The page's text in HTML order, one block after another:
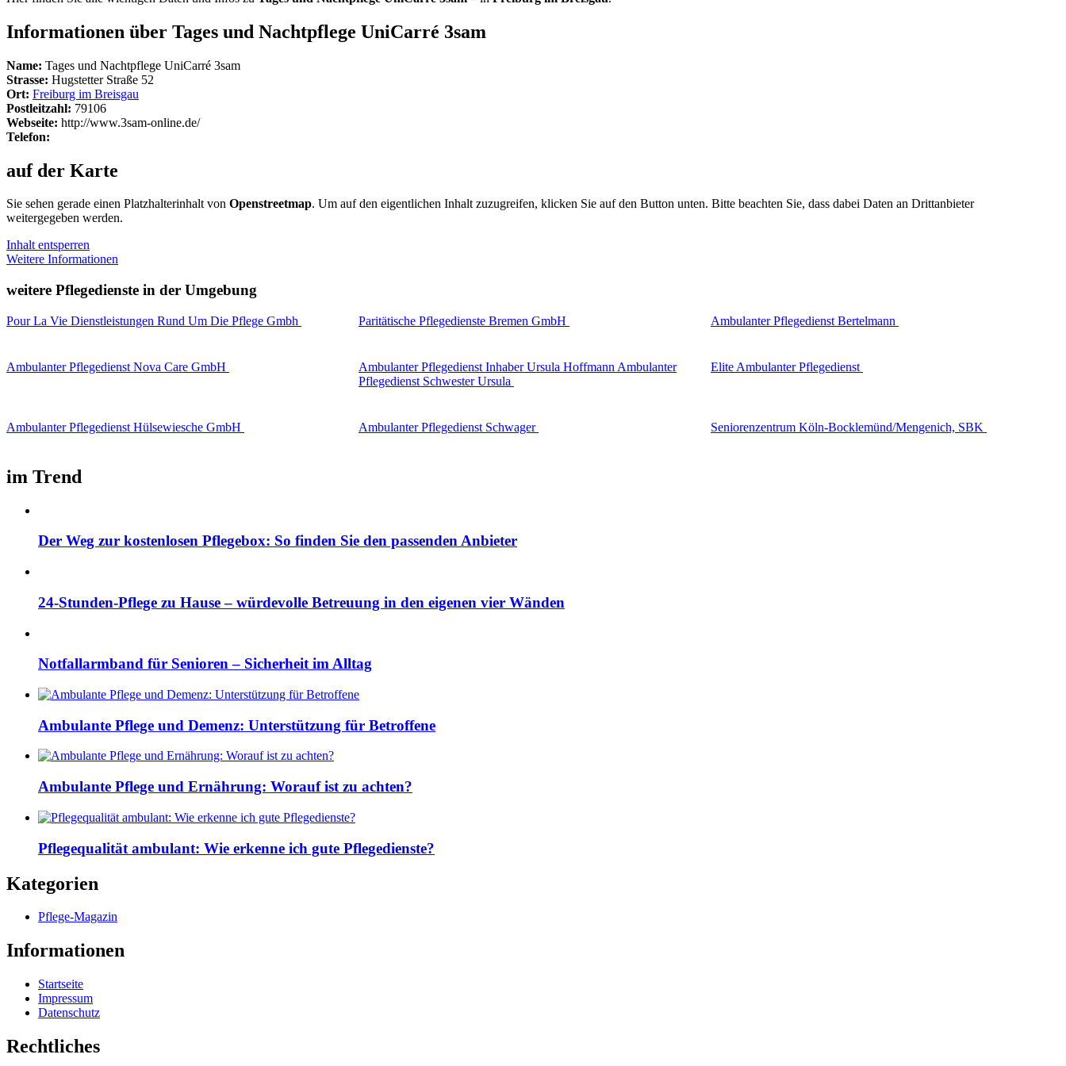
Informationen über Tages und Nachtpflege UniCarré 3sam
Name: Tages und Nachtpflege UniCarré 3sam
Strasse: Hugstetter Straße 52
Ort: Freiburg im Breisgau
Postleitzahl: 79106
Webseite: http://www.3sam-online.de/
Telefon:
auf der Karte
Sie sehen gerade einen Platzhalterinhalt von Openstreetmap. Um auf den eigentlichen Inhalt zuzugreifen, klicken Sie auf den Button unten. Bitte beachten Sie, dass dabei Daten an Drittanbieter
weitergegeben werden.
Inhalt entsperren
Weitere Informationen
weitere Pflegedienste in der Umgebung
Pour La Vie Dienstleistungen Rund Um Die Pflege Gmbh Paritätische Pflegedienste Bremen GmbH Ambulanter Pflegedienst Bertelmann
Ambulanter Pflegedienst Nova Care GmbH
Ambulanter Pflegedienst Inhaber Ursula Hoffmann Ambulanter
Pflegedienst Schwester Ursula
Elite Ambulanter Pflegedienst
Ambulanter Pflegedienst Hülsewiesche GmbH Ambulanter Pflegedienst Schwager Seniorenzentrum Köln-Bocklemünd/Mengenich, SBK
im Trend
Der Weg zur kostenlosen Pflegebox: So finden Sie den passenden Anbieter
24-Stunden-Pflege zu Hause – würdevolle Betreuung in den eigenen vier Wänden
Notfallarmband für Senioren – Sicherheit im Alltag
Ambulante Pflege und Demenz: Unterstützung für Betroffene
Ambulante Pflege und Ernährung: Worauf ist zu achten?
Pflegequalität ambulant: Wie erkenne ich gute Pflegedienste?
Kategorien
Pflege-Magazin
Informationen
Startseite
Impressum
Datenschutz
Rechtliches